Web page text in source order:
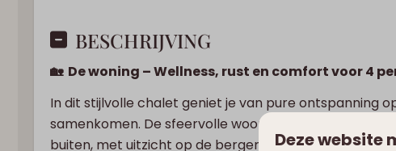
BESCHRIJVING
🏡 De woning – Wellness, rust en comfort voor 4
In dit stijlvolle chalet geniet je van pure ontspanning
samenkomen. De sfeervolle woonkamer met zithoek
buiten, met uitzicht op de bergen. De moderne
Deze website